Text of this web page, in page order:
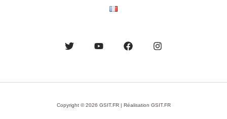
Copyright © 2026 GSIT.FR | Réalisation GSIT.FR